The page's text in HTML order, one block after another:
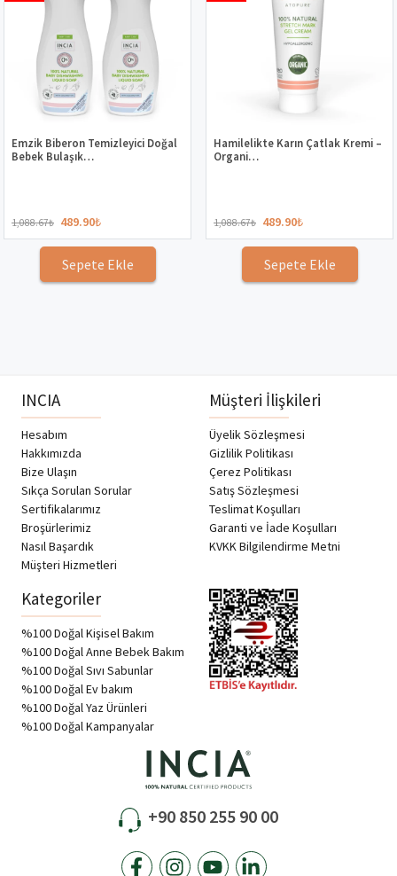
Emzik Biberon Temizleyici Doğal
Bebek Bulaşık…
1,088.67₺ 489.90₺
Sepete Ekle
Hamilelikte Karın Çatlak Kremi –
Organi…
1,088.67₺ 489.90₺
Sepete Ekle
INCIA
Hesabım
Hakkımızda
Bize Ulaşın
Sıkça Sorulan Sorular
Sertifikalarımız
Broşürlerimiz
Nasıl Başardık
Müşteri Hizmetleri
Müşteri İlişkileri
Üyelik Sözleşmesi
Gizlilik Politikası
Çerez Politikası
Satış Sözleşmesi
Teslimat Koşulları
Garanti ve İade Koşulları
KVKK Bilgilendirme Metni
Kategoriler
%100 Doğal Kişisel Bakım
%100 Doğal Anne Bebek Bakım
%100 Doğal Sıvı Sabunlar
%100 Doğal Ev bakım
%100 Doğal Yaz Ürünleri
%100 Doğal Kampanyalar
+90 850 255 90 00